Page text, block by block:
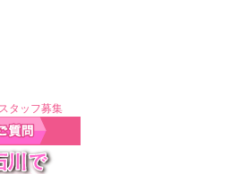
スタッフ募集